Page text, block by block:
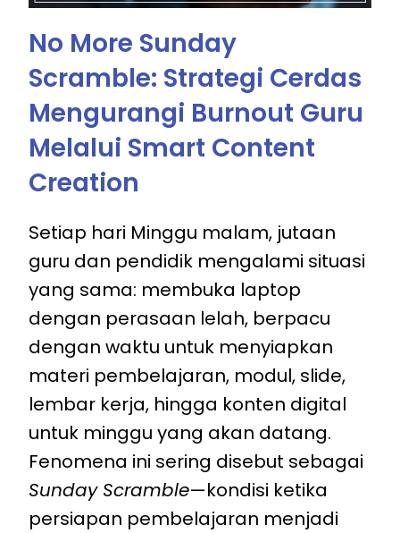
No More Sunday
Scramble: Strategi Cerdas
Mengurangi Burnout Guru
Melalui Smart Content
Creation
Setiap hari Minggu malam, jutaan
guru dan pendidik mengalami situasi
yang sama: membuka laptop
dengan perasaan lelah, berpacu
dengan waktu untuk menyiapkan
materi pembelajaran, modul, slide,
lembar kerja, hingga konten digital
untuk minggu yang akan datang.
Fenomena ini sering disebut sebagai
Sunday Scramble—kondisi ketika
persiapan pembelajaran menjadi